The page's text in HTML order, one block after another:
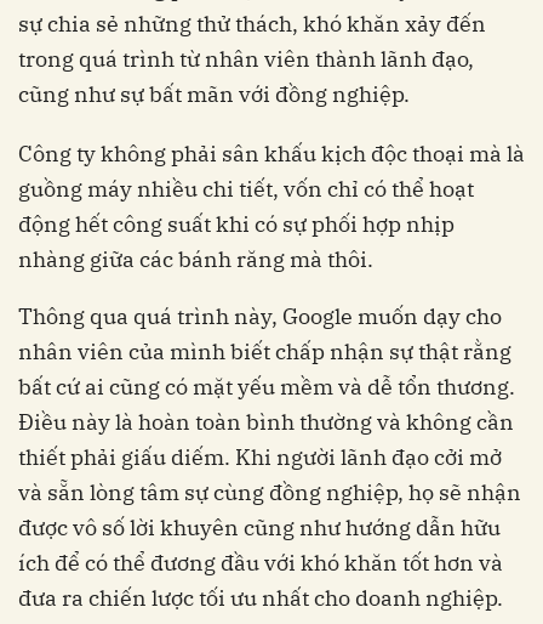
sự chia sẻ những thử thách, khó khăn xảy đến
trong quá trình từ nhân viên thành lãnh đạo,
cũng như sự bất mãn với đồng nghiệp.
Công ty không phải sân khấu kịch độc thoại mà là
guồng máy nhiều chi tiết, vốn chỉ có thể hoạt
động hết công suất khi có sự phối hợp nhịp
nhàng giữa các bánh răng mà thôi.
Thông qua quá trình này, Google muốn dạy cho
nhân viên của mình biết chấp nhận sự thật rằng
bất cứ ai cũng có mặt yếu mềm và dễ tổn thương.
Điều này là hoàn toàn bình thường và không cần
thiết phải giấu diếm. Khi người lãnh đạo cởi mở
và sẵn lòng tâm sự cùng đồng nghiệp, họ sẽ nhận
được vô số lời khuyên cũng như hướng dẫn hữu
ích để có thể đương đầu với khó khăn tốt hơn và
đưa ra chiến lược tối ưu nhất cho doanh nghiệp.